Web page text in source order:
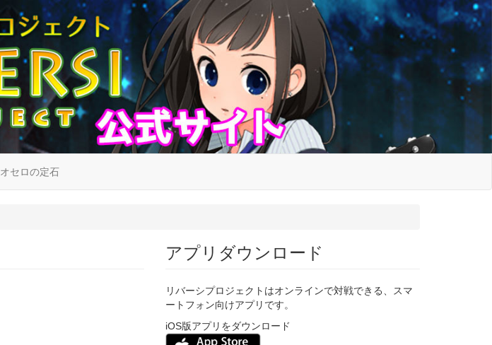
オセロの定石
アプリダウンロード
リバーシプロジェクトはオンラインで対戦できる、スマ
ートフォン向けアプリです。
iOS版アプリをダウンロード